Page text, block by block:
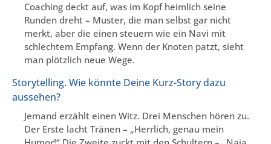
Coaching deckt auf, was im Kopf heimlich seine
Runden dreht – Muster, die man selbst gar nicht
merkt, aber die einen steuern wie ein Navi mit
schlechtem Empfang. Wenn der Knoten patzt, sieht
man plötzlich neue Wege.
Storytelling. Wie könnte Deine Kurz-Story dazu
aussehen?
Jemand erzählt einen Witz. Drei Menschen hören zu.
Der Erste lacht Tränen – „Herrlich, genau mein